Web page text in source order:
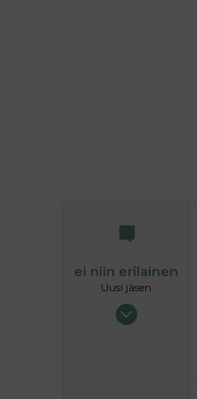
ei niin erilainen
Uusi jäsen
01.11.2015